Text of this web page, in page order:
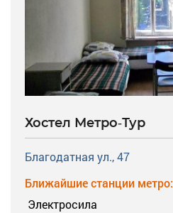
Хостел Метро-Тур
Благодатная ул., 47
Ближайшие станции метро:
Электросила